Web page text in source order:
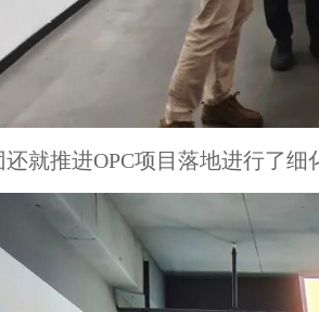
就推进OPC项目落地进行了